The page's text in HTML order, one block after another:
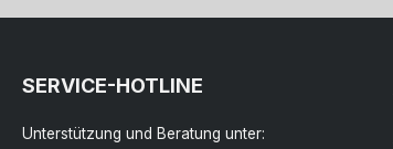
SERVICE-HOTLINE
Unterstützung und Beratung unter: